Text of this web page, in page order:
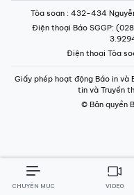
Tòa soạn : 432-434
Điện thoại Báo SGGP:
Điện thoại Tòa
Giấy phép hoạt động Báo in
tin và Truyền
© Bản quyền
CHUYÊN MỤC VIDEO